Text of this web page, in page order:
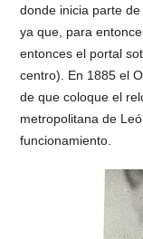
donde inicia parte
ya que, para
entonces el portal
centro). En 1885 el
de que coloque el
metropolitana de
funcionamiento.